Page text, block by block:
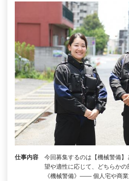
仕事内容
今回募集するのは【機械警備
望や適性に応じて、どちらか
《機械警備》―― 個人宅や商